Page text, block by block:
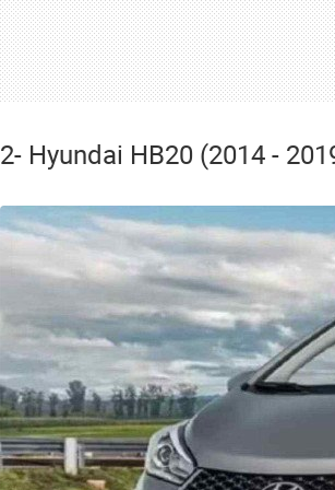
2- Hyundai HB20 (2014 -